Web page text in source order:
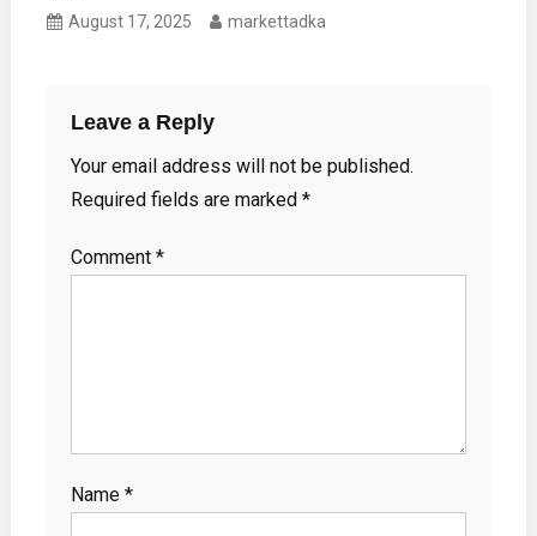
August 17, 2025 markettadka
Leave a Reply
Your email address will not be published.
Required fields are marked *
Comment *
Name *